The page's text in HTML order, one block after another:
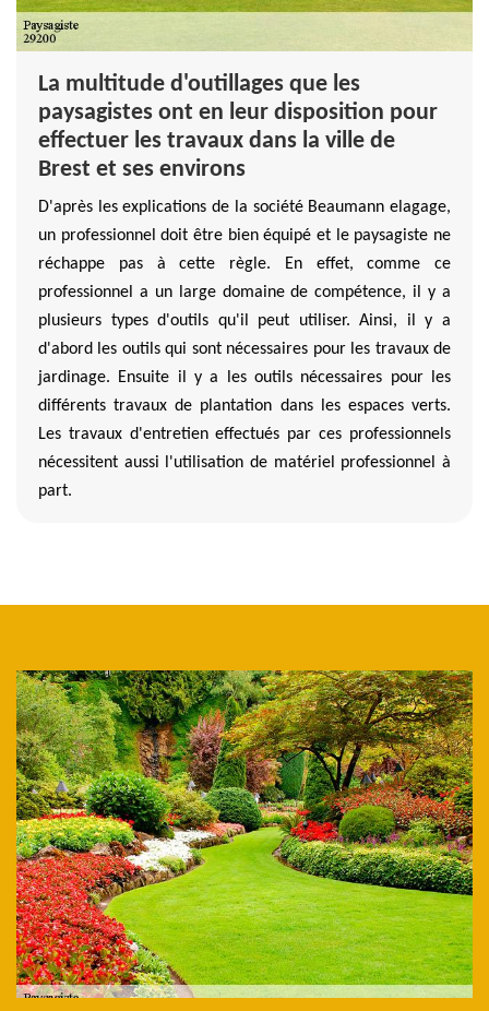
La multitude d'outillages que les
paysagistes ont en leur disposition pour
effectuer les travaux dans la ville de
Brest et ses environs
D'après les explications de la société Beaumann elagage,
un professionnel doit être bien équipé et le paysagiste ne
réchappe pas à cette règle. En effet, comme ce
professionnel a un large domaine de compétence, il y a
plusieurs types d'outils qu'il peut utiliser. Ainsi, il y a
d'abord les outils qui sont nécessaires pour les travaux de
jardinage. Ensuite il y a les outils nécessaires pour les
différents travaux de plantation dans les espaces verts.
Les travaux d'entretien effectués par ces professionnels
nécessitent aussi l'utilisation de matériel professionnel à
part.